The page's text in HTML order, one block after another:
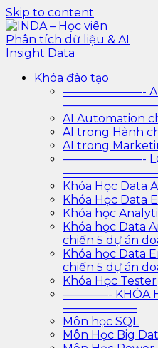
Skip to content
INDA – Học viên Phân
INDA – Học viện Đào tạo
sâu cho ngành ngân
và doanh nghiệp với các
lộ trình với AI
Khóa đào tạo
———————- AI
AI Automation
AI trong Hành
AI trong
———————- LỘ
Khóa Học Data
Khóa Học Data
Khóa học
Khóa học Data
chiến 5 dự án
Khóa học Data
chiến 5 dự án
Khóa Học Tester
————- KHÓA
——————–
Môn học SQL
Môn Học Big